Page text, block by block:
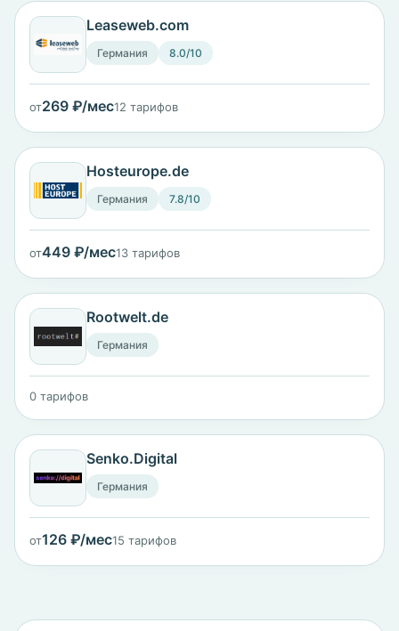
Leaseweb.com
Германия 8.0/10
от269 ₽/мес12 тарифов
Hosteurope.de
Германия 7.8/10
от449 ₽/мес13 тарифов
Rootwelt.de
Германия
0 тарифов
Senko.Digital
Германия
от126 ₽/мес15 тарифов